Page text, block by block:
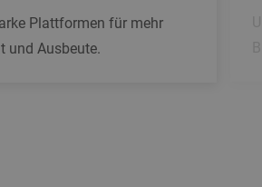
Plattformen für mehr
und Ausbeute.